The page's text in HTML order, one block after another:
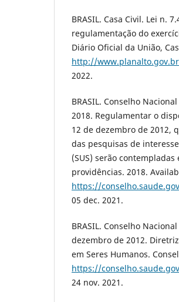
BRASIL. Casa Civil. Lei n.
regulamentação do
Diário Oficial da União,
http://
2022.
BRASIL. Conselho
2018. Regulamentar o
12 de dezembro de 2012,
das pesquisas de
(SUS) serão
providências. 2018.
https://
05 dec. 2021.
BRASIL. Conselho
dezembro de 2012.
em Seres Humanos.
https://
24 nov. 2021.